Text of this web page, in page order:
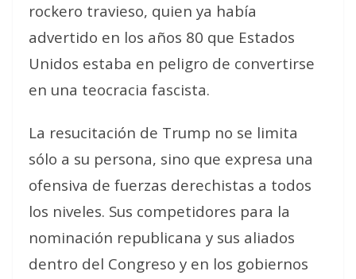
rockero travieso, quien ya había
advertido en los años 80 que Estados
Unidos estaba en peligro de convertirse
en una teocracia fascista.
La resucitación de Trump no se limita
sólo a su persona, sino que expresa una
ofensiva de fuerzas derechistas a todos
los niveles. Sus competidores para la
nominación republicana y sus aliados
dentro del Congreso y en los gobiernos